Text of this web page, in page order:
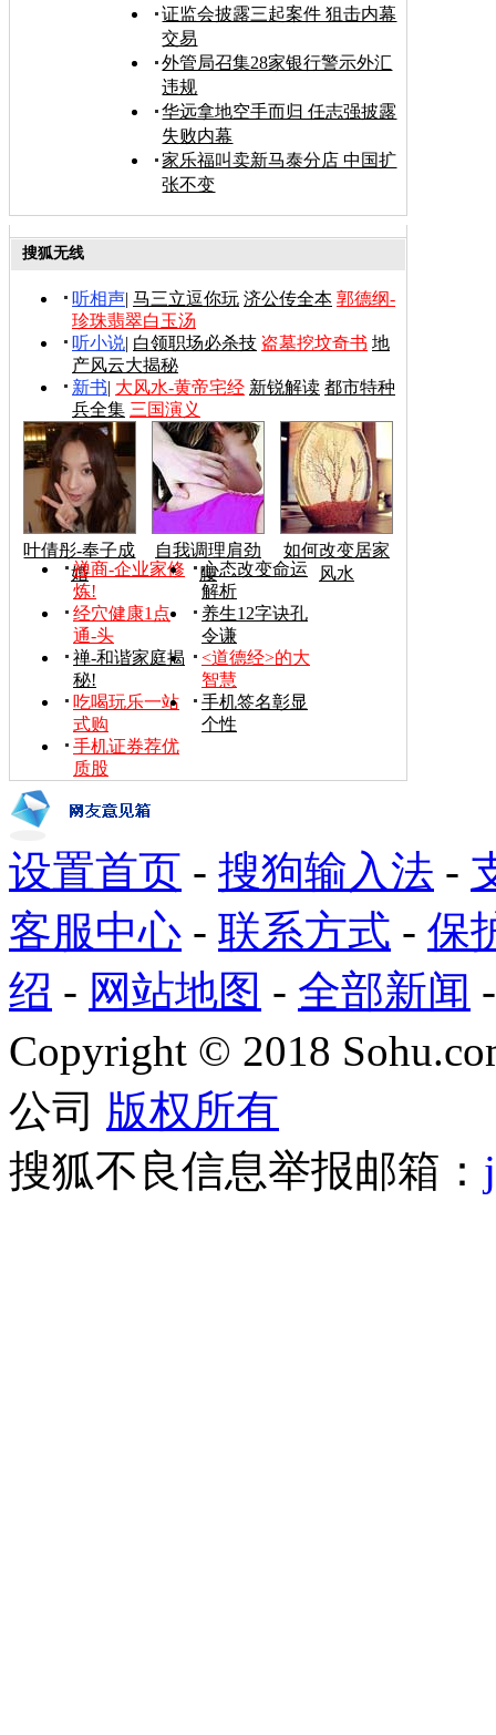
证监会披露三起案件 狙击内幕
交易
外管局召集28家银行警示外汇
违规
华远拿地空手而归 任志强披露
失败内幕
家乐福叫卖新马泰分店 中国扩
张不变
搜狐无线
听相声| 马三立逗你玩 济公传全本 郭德纲-
珍珠翡翠白玉汤
听小说| 白领职场必杀技 盗墓挖坟奇书 地
产风云大揭秘
新书| 大风水-黄帝宅经 新锐解读 都市特种
兵全集 三国演义
叶倩彤-奉子成
婚
自我调理肩劲
腰
如何改变居家
风水
禅商-企业家修
炼!
心态改变命运
解析
经穴健康1点
通-头
养生12字诀孔
令谦
禅-和谐家庭揭
秘!
<道德经>的大
智慧
吃喝玩乐一站
式购
手机签名彰显
个性
手机证券荐优
质股
设置首页 - 搜狗输入法 -
客服中心 - 联系方式 - 保
绍 - 网站地图 - 全部新闻
Copyright © 2018
公司 版权所有
搜狐不良信息举报邮箱：